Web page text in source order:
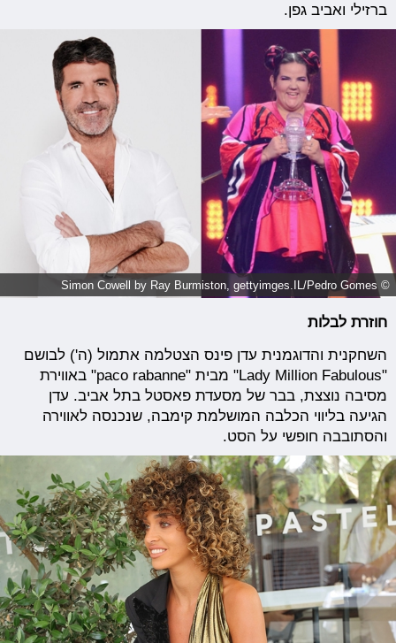
ברזילי ואביב גפן.
© Simon Cowell by Ray Burmiston, gettyimges.IL/Pedro Gomes
חוזרת לבלות
השחקנית והדוגמנית עדן פינס הצטלמה אתמול (ה') לבושם
"Lady Million Fabulous" מבית "paco rabanne" באווירת
מסיבה נוצצת, בבר של מסעדת פאסטל בתל אביב. עדן
הגיעה בליווי הכלבה המושלמת קימבה, שנכנסה לאווירה
והסתובבה חופשי על הסט.